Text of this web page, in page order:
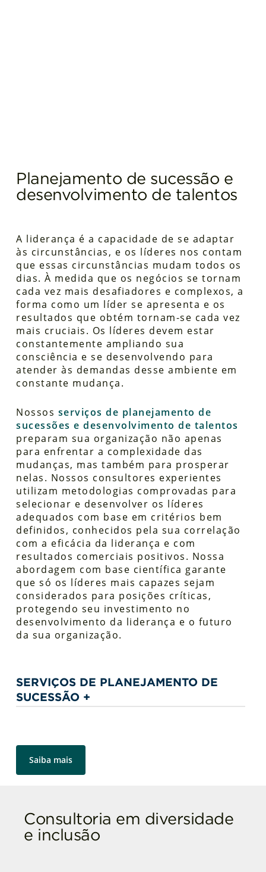
Planejamento de sucessão e
desenvolvimento de talentos
A liderança é a capacidade de se adaptar
às circunstâncias, e os líderes nos contam
que essas circunstâncias mudam todos os
dias. À medida que os negócios se tornam
cada vez mais desafiadores e complexos, a
forma como um líder se apresenta e os
resultados que obtém tornam-se cada vez
mais cruciais. Os líderes devem estar
constantemente ampliando sua
consciência e se desenvolvendo para
atender às demandas desse ambiente em
constante mudança.
Nossos serviços de planejamento de
sucessões e desenvolvimento de talentos
preparam sua organização não apenas
para enfrentar a complexidade das
mudanças, mas também para prosperar
nelas. Nossos consultores experientes
utilizam metodologias comprovadas para
selecionar e desenvolver os líderes
adequados com base em critérios bem
definidos, conhecidos pela sua correlação
com a eficácia da liderança e com
resultados comerciais positivos. Nossa
abordagem com base científica garante
que só os líderes mais capazes sejam
considerados para posições críticas,
protegendo seu investimento no
desenvolvimento da liderança e o futuro
da sua organização.
SERVIÇOS DE PLANEJAMENTO DE
SUCESSÃO +
capacidade da liderança
Seleção e desenvolvimento de alto
potencial
Saiba mais
Consultoria em diversidade
e inclusão